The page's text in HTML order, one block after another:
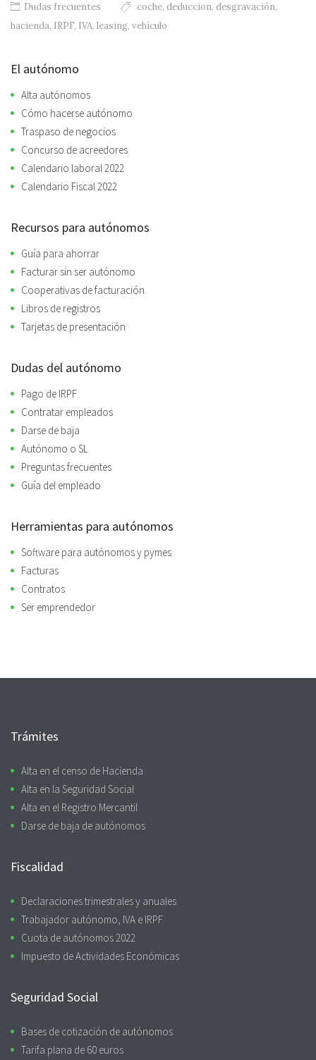
Dudas frecuentes coche, deduccion, desgravación,
hacienda, IRPF, IVA, leasing, vehículo
El autónomo
Alta autónomos
Cómo hacerse autónomo
Traspaso de negocios
Concurso de acreedores
Calendario laboral 2022
Calendario Fiscal 2022
Recursos para autónomos
Guía para ahorrar
Facturar sin ser autónomo
Cooperativas de facturación
Libros de registros
Tarjetas de presentación
Dudas del autónomo
Pago de IRPF
Contratar empleados
Darse de baja
Autónomo o SL
Preguntas frecuentes
Guía del empleado
Herramientas para autónomos
Software para autónomos y pymes
Facturas
Contratos
Ser emprendedor
Trámites
Alta en el censo de Hacienda
Alta en la Seguridad Social
Alta en el Registro Mercantil
Darse de baja de autónomos
Fiscalidad
Declaraciones trimestrales y anuales
Trabajador autónomo, IVA e IRPF
Cuota de autónomos 2022
Impuesto de Actividades Económicas
Seguridad Social
Bases de cotización de autónomos
Tarifa plana de 60 euros